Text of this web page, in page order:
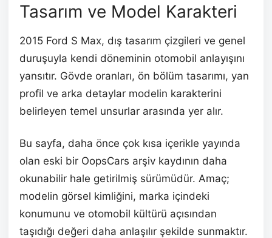
Tasarım ve Model Karakteri
2015 Ford S Max, dış tasarım çizgileri ve genel
duruşuyla kendi döneminin otomobil anlayışını
yansıtır. Gövde oranları, ön bölüm tasarımı, yan
profil ve arka detaylar modelin karakterini
belirleyen temel unsurlar arasında yer alır.
Bu sayfa, daha önce çok kısa içerikle yayında
olan eski bir OopsCars arşiv kaydının daha
okunabilir hale getirilmiş sürümüdür. Amaç;
modelin görsel kimliğini, marka içindeki
konumunu ve otomobil kültürü açısından
taşıdığı değeri daha anlaşılır şekilde sunmaktır.